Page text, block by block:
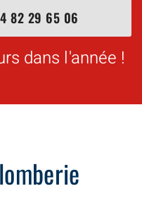
82 29 65 06
dans l'année !